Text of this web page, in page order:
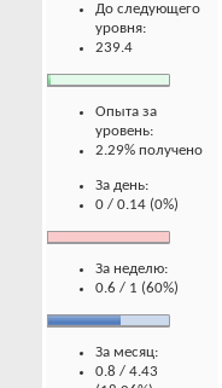
До следующего
уровня:
239.4
Опыта за
уровень:
2.29% получено
За день:
0 / 0.14 (0%)
За неделю:
0.6 / 1 (60%)
За месяц:
0.8 / 4.43